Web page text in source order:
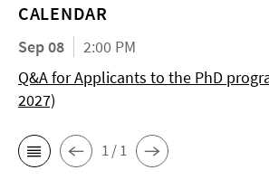
CALENDAR
Sep 08
2:00 PM
Q&A for Applicants to the PhD
2027)
1 / 1